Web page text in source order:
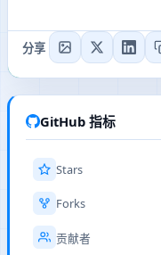
分享
GitHub 指标
Stars
Forks
贡献者